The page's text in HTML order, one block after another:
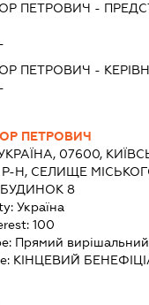
ПЕТРОВИЧ -
ПЕТРОВИЧ -
ПЕТРОВИЧ
07600,
Н, СЕЛИЩЕ
БУДИНОК 8
Україна
100
Прямий
КІНЦЕВИЙ